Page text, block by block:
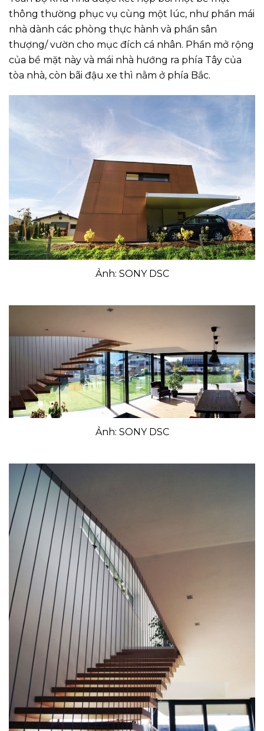
thông thường phục vụ cùng một lúc, như phần mái
nhà dành các phòng thực hành và phần sân
thượng/ vườn cho mục đích cá nhân. Phần mở rộng
của bề mặt này và mái nhà hướng ra phía Tây của
tòa nhà, còn bãi đậu xe thì nằm ở phía Bắc.
Ảnh: SONY DSC
Ảnh: SONY DSC